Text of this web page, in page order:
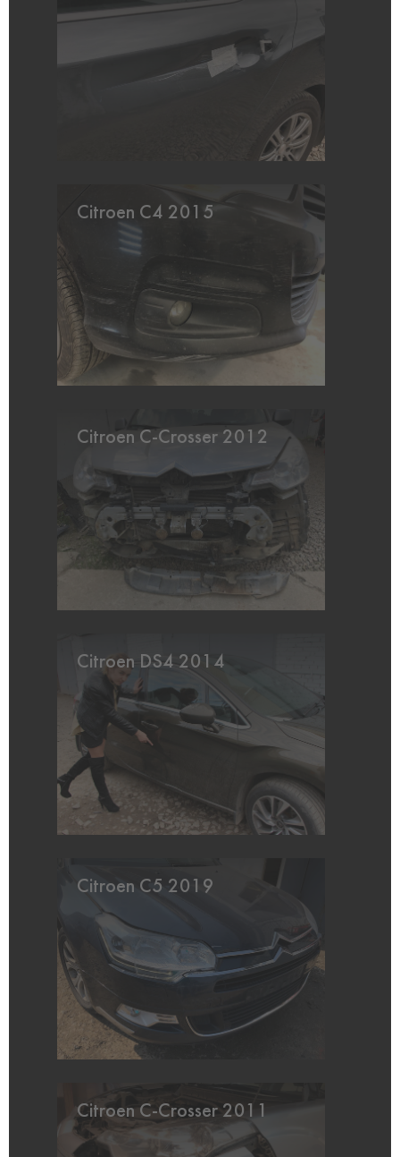
Citroen C4 2015
Citroen C-Crosser 2012
Citroen DS4 2014
Citroen C5 2019
Citroen C-Crosser 2011